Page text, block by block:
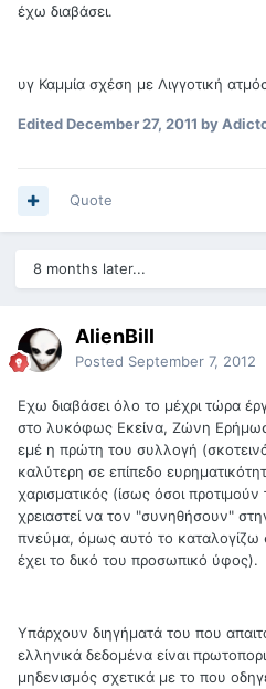
έχω διαβάσει.
υγ Καμμία σχέση με Λιγγοτική
EditedDecember 27, 2011 by
Quote
8 months later...
AlienBill
Posted September 7, 2012
Εχω διαβάσει όλο το μέχρι τώρα
στο λυκόφως Εκείνα, Ζώνη
εμέ η πρώτη του συλλογή
καλύτερη σε επίπεδο
χαρισματικός (ίσως όσοι
χρειαστεί να τον "συνηθήσουν"
πνεύμα, όμως αυτό το
έχει το δικό του προσωπικό ύφος).
Υπάρχουν διηγήματά του που
ελληνικά δεδομένα είναι
μηδενισμός σχετικά με το που